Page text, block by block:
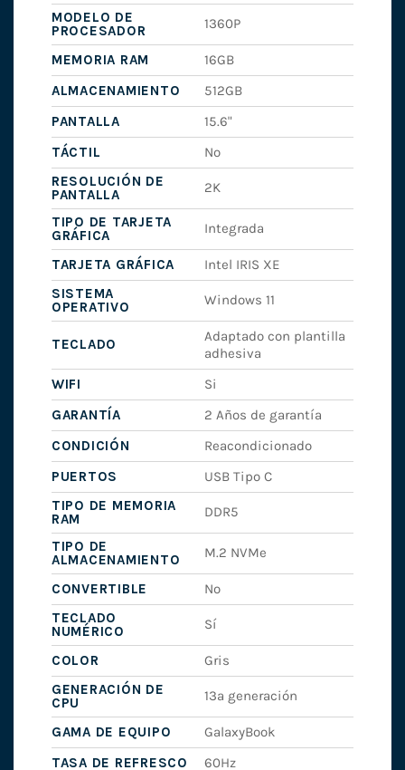
MODELO DE
PROCESADOR
1360P
MEMORIA RAM
16GB
ALMACENAMIENTO
512GB
PANTALLA
15.6"
TÁCTIL
No
RESOLUCIÓN DE
PANTALLA
2K
TIPO DE TARJETA
GRÁFICA
Integrada
TARJETA GRÁFICA
Intel IRIS XE
SISTEMA
OPERATIVO
Windows 11
TECLADO
Adaptado con plantilla
adhesiva
WIFI
Si
GARANTÍA
2 Años de garantía
CONDICIÓN
Reacondicionado
PUERTOS
USB Tipo C
TIPO DE MEMORIA
RAM
DDR5
TIPO DE
ALMACENAMIENTO
M.2 NVMe
CONVERTIBLE
No
TECLADO
NUMÉRICO
Sí
COLOR
Gris
GENERACIÓN DE
CPU
13ª generación
GAMA DE EQUIPO
GalaxyBook
TASA DE REFRESCO
60Hz